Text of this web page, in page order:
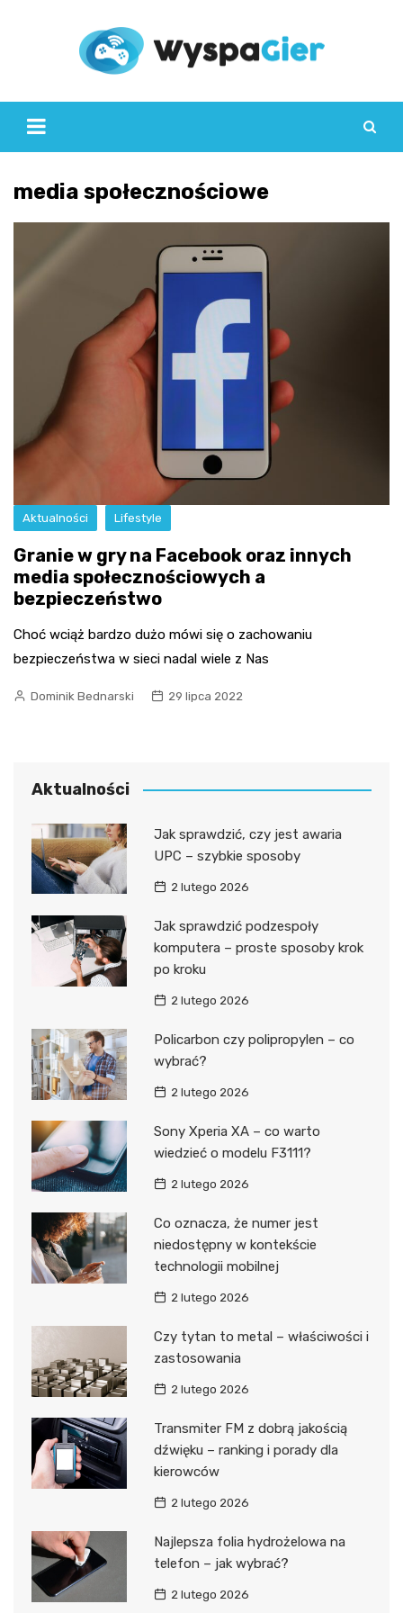
media społecznościowe
Aktualności Lifestyle
Granie w gry na Facebook oraz innych
media społecznościowych a
bezpieczeństwo
Choć wciąż bardzo dużo mówi się o zachowaniu
bezpieczeństwa w sieci nadal wiele z Nas
Dominik Bednarski 29 lipca 2022
Aktualności
Jak sprawdzić, czy jest awaria
UPC – szybkie sposoby
2 lutego 2026
Jak sprawdzić podzespoły
komputera – proste sposoby krok
po kroku
2 lutego 2026
Policarbon czy polipropylen – co
wybrać?
2 lutego 2026
Sony Xperia XA – co warto
wiedzieć o modelu F3111?
2 lutego 2026
Co oznacza, że numer jest
niedostępny w kontekście
technologii mobilnej
2 lutego 2026
Czy tytan to metal – właściwości i
zastosowania
2 lutego 2026
Transmiter FM z dobrą jakością
dźwięku – ranking i porady dla
kierowców
2 lutego 2026
Najlepsza folia hydrożelowa na
telefon – jak wybrać?
2 lutego 2026